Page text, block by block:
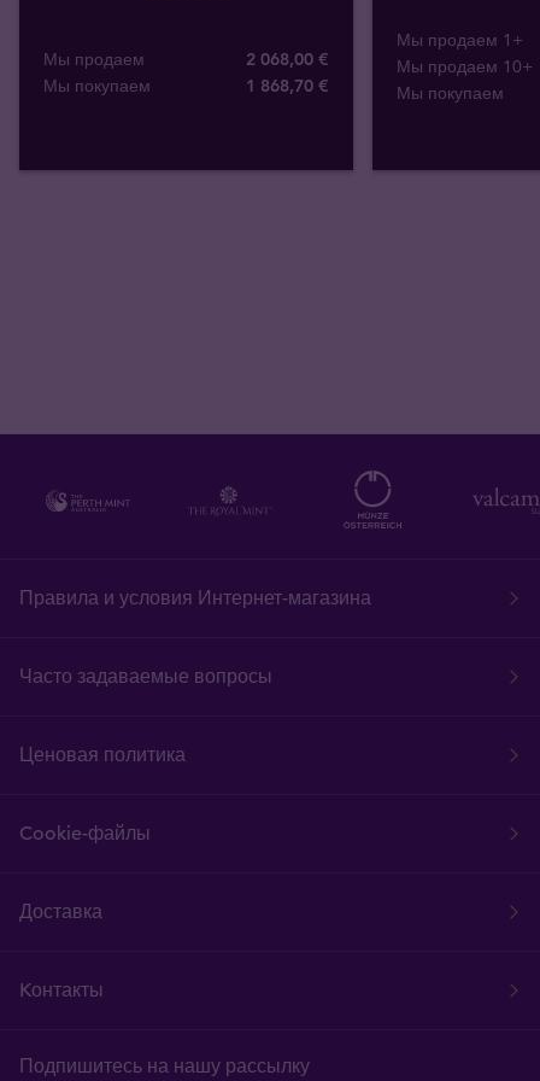
Мы продаем
2 068,00 €
Мы покупаем
1 868,70 €
Мы продаем 1+
Мы продаем 10+
Мы покупаем
Правила и условия Интернет-магазина
Часто задаваемые вопросы
Ценовая политика
Cookie-файлы
Доставка
Kонтакты
Подпишитесь на нашу рассылку